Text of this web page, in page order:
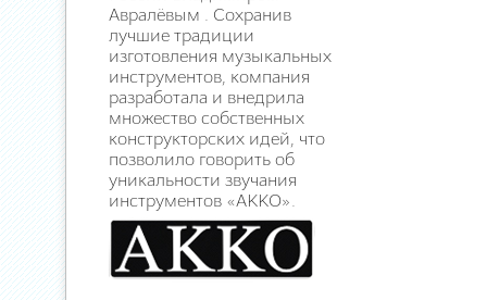
Авралёвым . Сохранив
лучшие традиции
изготовления музыкальных
инструментов, компания
разработала и внедрила
множество собственных
конструкторских идей, что
позволило говорить об
уникальности звучания
инструментов «АККО».